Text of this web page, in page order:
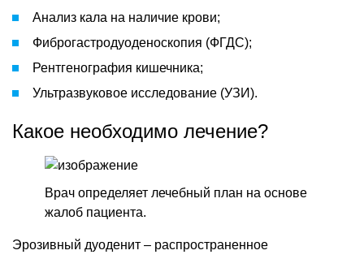
Анализ кала на наличие крови;
Фиброгастродуоденоскопия (ФГДС);
Рентгенография кишечника;
Ультразвуковое исследование (УЗИ).
Какое необходимо лечение?
Врач определяет лечебный план на основе
жалоб пациента.
Эрозивный дуоденит – распространенное